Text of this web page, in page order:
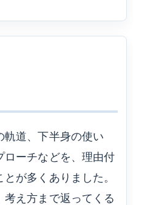
道、下半身の使い
ーチなどを、理由付
が多くありました。
え方まで返ってくる